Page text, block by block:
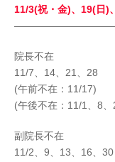
11/3(祝・金)、19(日)
院長不在
11/7、14、21、28
(午前不在：11/17)
(午後不在：11/1、8
副院長不在
11/2、9、13、16、30